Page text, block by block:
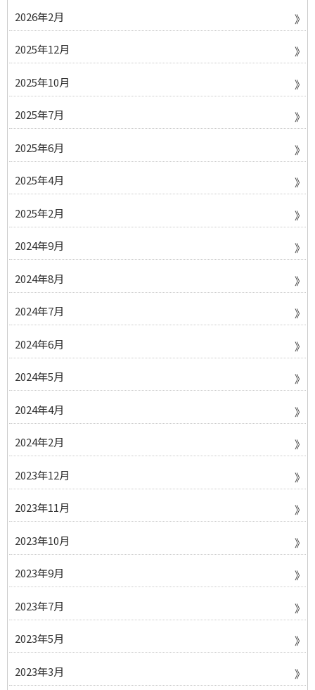
2026年2月
2025年12月
2025年10月
2025年7月
2025年6月
2025年4月
2025年2月
2024年9月
2024年8月
2024年7月
2024年6月
2024年5月
2024年4月
2024年2月
2023年12月
2023年11月
2023年10月
2023年9月
2023年7月
2023年5月
2023年3月